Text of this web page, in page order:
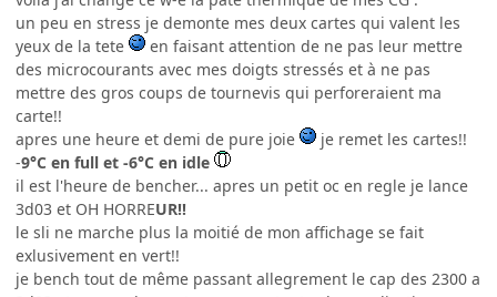
un peu en stress je demonte mes deux cartes qui valent les
yeux de la tete
en faisant attention de ne pas leur mettre
des microcourants avec mes doigts stressés et à ne pas
mettre des gros coups de tournevis qui perforeraient ma
carte!!
apres une heure et demi de pure joie
je remet les cartes!!
-9°C en full et -6°C en idle
il est l'heure de bencher... apres un petit oc en regle je lance
3d03 et OH HORREUR!!
le sli ne marche plus la moitié de mon affichage se fait
exlusivement en vert!!
je bench tout de même passant allegrement le cap des 2300 a